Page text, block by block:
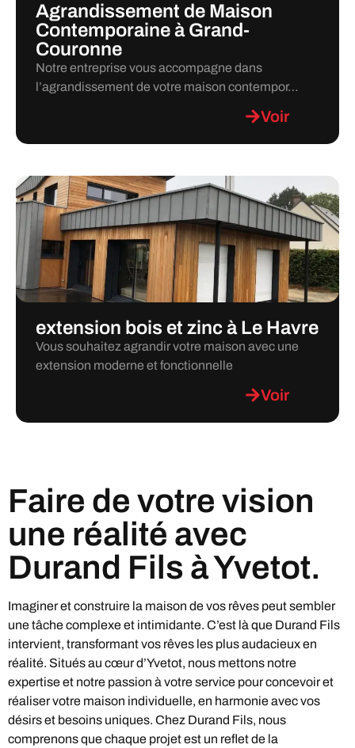
Agrandissement de Maison
Contemporaine à Grand-
Couronne
Notre entreprise vous accompagne dans
l’agrandissement de votre maison contempor…
Voir
extension bois et zinc à Le Havre
Vous souhaitez agrandir votre maison avec une
extension moderne et fonctionnelle
Voir
Faire de votre vision
une réalité avec
Durand Fils à Yvetot.
Imaginer et construire la maison de vos rêves peut sembler
une tâche complexe et intimidante. C’est là que Durand Fils
intervient, transformant vos rêves les plus audacieux en
réalité. Situés au cœur d’Yvetot, nous mettons notre
expertise et notre passion à votre service pour concevoir et
réaliser votre maison individuelle, en harmonie avec vos
désirs et besoins uniques. Chez Durand Fils, nous
comprenons que chaque projet est un reflet de la